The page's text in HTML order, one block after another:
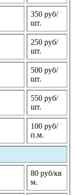
350 руб/
шт.
250 руб/
шт.
500 руб/
шт.
550 руб/
шт.
100 руб/
п.м.
80 руб/кв
м.